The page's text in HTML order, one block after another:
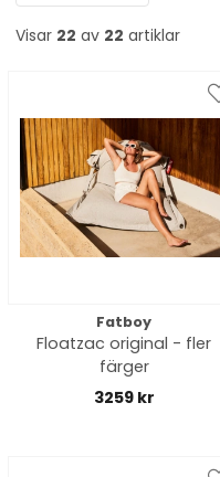
Visar 22 av 22 artiklar
Fatboy
Floatzac original - fler
färger
3259 kr